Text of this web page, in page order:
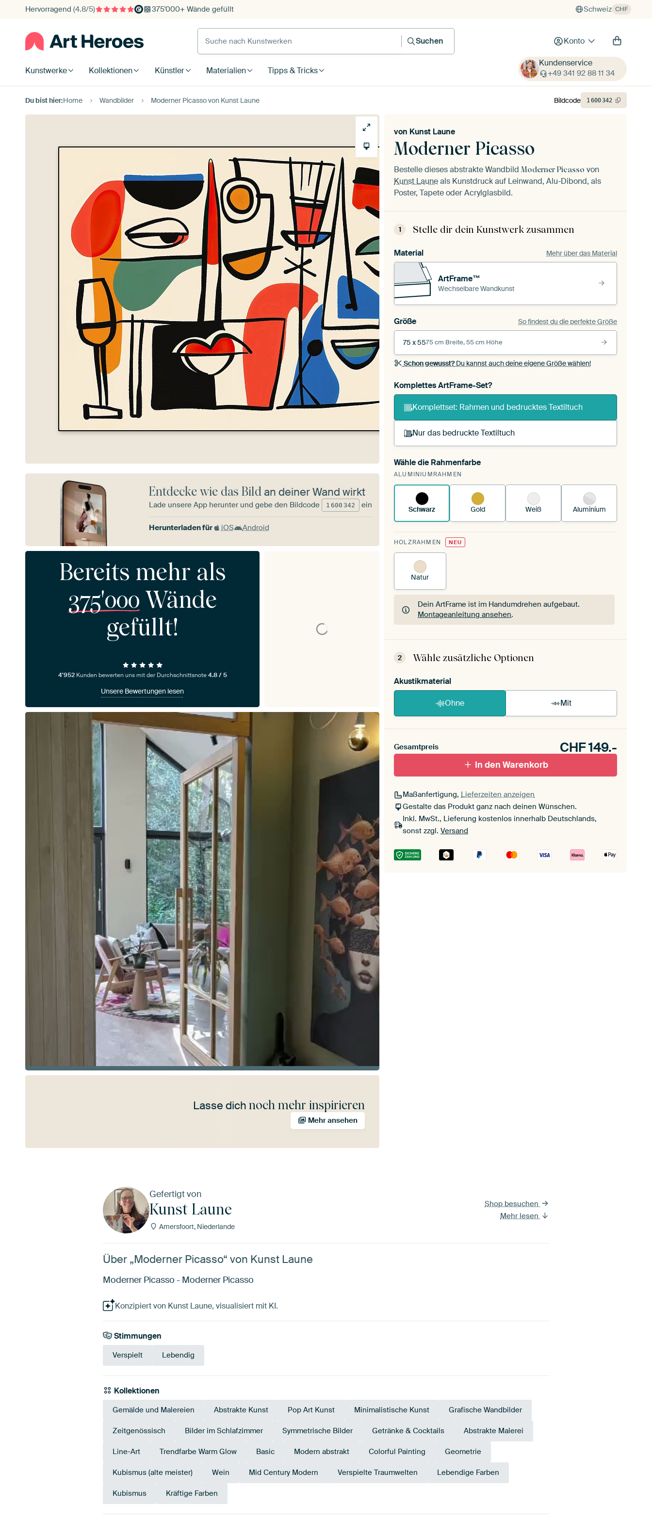
Hervorragend (4.8/5) 375'000+ Wände gefüllt Schweiz CHF
Suche nach Kunstwerken
Suchen
Konto
Kunstwerke Kollektionen Künstler Materialien Tipps & Tricks
Kundenservice
+49 341 92 88 11 34
Du bist hier:Home Wandbilder Moderner Picasso von Kunst Laune
Moderner Picasso
von Kunst Laune
Bestelle dieses abstrakte Wandbild Moderner Picasso von
Kunst Launeals Kunstdruck auf Leinwand, Alu-Dibond, als
Poster, Tapete oder Acrylglasbild.
1 Stelle dir dein Kunstwerk zusammen
Material Mehr über das Material
ArtFrame™
Wechselbare Wandkunst
Größe So findest du die perfekte Größe
75 x 5575 cm Breite, 55 cm Höhe
Schon gewusst?Du kannst auch deine eigene Größe wählen!
Komplettes ArtFrame-Set?
Komplettset: Rahmen und bedrucktes Textiltuch
Nur das bedruckte Textiltuch
Du spannst einen wechselbaren Textiltuch in deinen
vorhandenen ArtFrame™.
Wähle die Rahmenfarbe
ALUMINIUMRAHMEN
Schwarz Gold Weiß Aluminium
HOLZRAHMEN NEU
Natur
Dein ArtFrame ist im Handumdrehen aufgebaut.
Montageanleitung ansehen.
Dein ArtFrame ist im Handumdrehen aufgebaut.
2 Wähle zusätzliche Optionen
Akustikmaterial
Ohne Mit
Gesamtpreis CHF149.-
In den Warenkorb
Maßanfertigung, Lieferzeiten anzeigen
Gestalte das Produkt ganz nach deinen Wünschen.
Inkl. MwSt., Lieferung kostenlos innerhalb Deutschlands,
sonst zzgl. Versand
Bildcode 1600342
Entdecke wie das Bildan deiner Wand wirkt
Lade unsere App herunter und gebe den Bildcode 1 600 342 ein
Herunterladen für iOS Android
Bereits mehr als
375'000 Wände
gefüllt!
4'952Kunden bewerten uns mit der Durchschnittsnote4.8 / 5
Unsere Bewertungen lesen
Lasse dich noch mehr inspirieren
Mehr ansehen
Gefertigt von
Kunst Laune
Amersfoort, Niederlande
Shop besuchen
Mehr lesen
Über „Moderner Picasso“ von Kunst Laune
Moderner Picasso - Moderner Picasso
Konzipiert von Kunst Laune, visualisiert mit KI.
Stimmungen
Verspielt Lebendig
Kollektionen
Gemälde und Malereien Abstrakte Kunst Pop Art Kunst Minimalistische Kunst Grafische Wandbilder
Zeitgenössisch Bilder im Schlafzimmer Symmetrische Bilder Getränke & Cocktails Abstrakte Malerei
Line-Art Trendfarbe Warm Glow Basic Modern abstrakt Colorful Painting Geometrie
Kubismus (alte meister) Wein Mid Century Modern Verspielte Traumwelten Lebendige Farben
Kubismus Kräftige Farben